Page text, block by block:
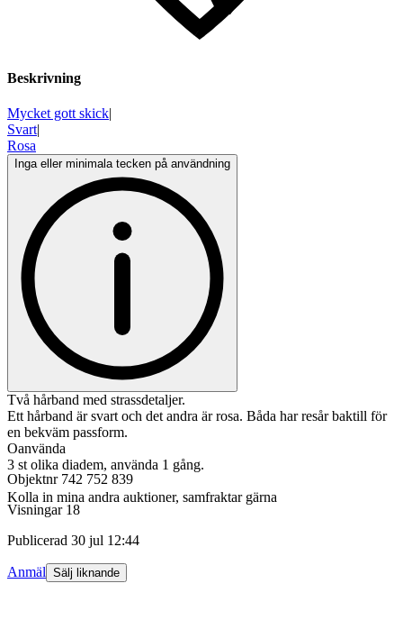
Beskrivning
Mycket gott skick|
Svart|
Rosa
Inga eller minimala tecken på användning
Två hårband med strassdetaljer.
Ett hårband är svart och det andra är rosa. Båda har resår baktill för
en bekväm passform.
Oanvända
3 st olika diadem, använda 1 gång.
Kolla in mina andra auktioner, samfraktar gärna
Objektnr 742 752 839
Visningar 18
Publicerad 30 jul 12:44
Anmäl Sälj liknande